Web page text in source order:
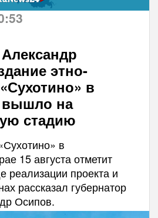
этно-
в
вышло на
стадию
в
15 августа отметит
реализации проекта и
рассказал губернатор
Осипов.